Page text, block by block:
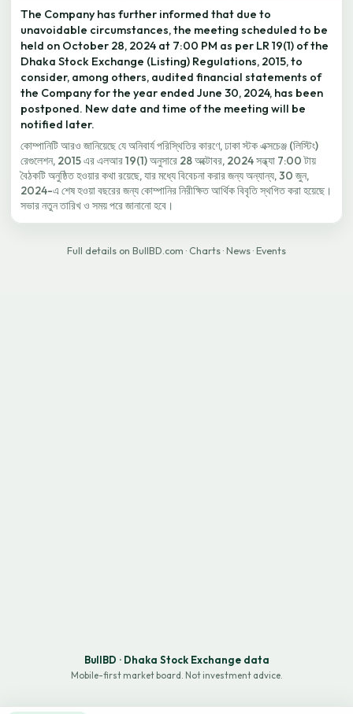
The Company has further informed that due to
unavoidable circumstances, the meeting scheduled to be
held on October 28, 2024 at 7:00 PM as per LR 19(1) of the
Dhaka Stock Exchange (Listing) Regulations, 2015, to
consider, among others, audited financial statements of
the Company for the year ended June 30, 2024, has been
postponed. New date and time of the meeting will be
notified later.
কোম্পানিটি আরও জানিয়েছে যে অনিবার্য পরিস্থিতির কারণে, ঢাকা স্টক এক্সচেঞ্জ (লিস্টিং)
রেগুলেশন, 2015 এর এলআর 19(1) অনুসারে 28 অক্টোবর, 2024 সন্ধ্যা 7:00 টায়
বৈঠকটি অনুষ্ঠিত হওয়ার কথা রয়েছে, যার মধ্যে বিবেচনা করার জন্য অন্যান্য, 30 জুন,
2024-এ শেষ হওয়া বছরের জন্য কোম্পানির নিরীক্ষিত আর্থিক বিবৃতি স্থগিত করা হয়েছে।
সভার নতুন তারিখ ও সময় পরে জানানো হবে।
Full details on BullBD.com · Charts · News · Events
BullBD · Dhaka Stock Exchange data
Mobile-first market board. Not investment advice.